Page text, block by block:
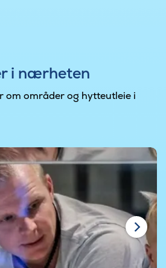
i nærheten
om områder og hytteutleie i